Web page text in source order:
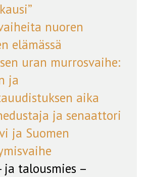
nuoren
elämässä
uran murrosvaihe:
ja
aika
ja senaattori
ja Suomen
ja talousmies –